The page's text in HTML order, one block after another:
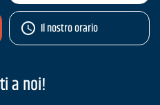
Il nostro orario
a noi!